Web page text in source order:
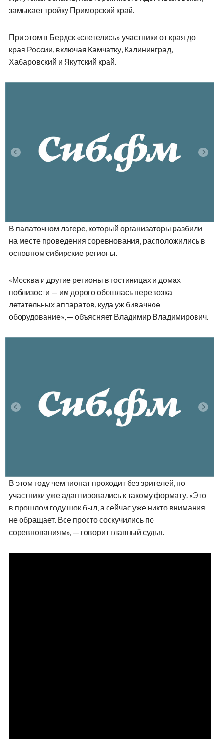
замыкает тройку Приморский край.
При этом в Бердск «слетелись» участники от края до
края России, включая Камчатку, Калининград,
Хабаровский и Якутский край.
В палаточном лагере, который организаторы разбили
на месте проведения соревнования, расположились в
основном сибирские регионы.
«Москва и другие регионы в гостиницах и домах
поблизости — им дорого обошлась перевозка
летательных аппаратов, куда уж бивачное
оборудование», — объясняет Владимир Владимирович.
В этом году чемпионат проходит без зрителей, но
участники уже адаптировались к такому формату. «Это
в прошлом году шок был, а сейчас уже никто внимания
не обращает. Все просто соскучились по
соревнованиям», — говорит главный судья.